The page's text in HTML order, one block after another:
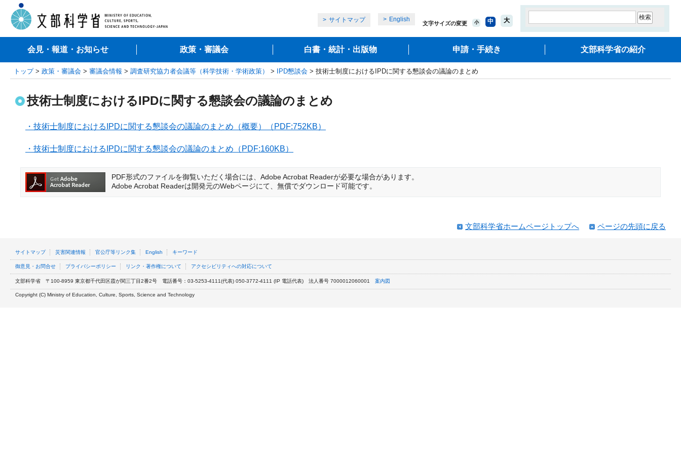
サイトマップ English
文字サイズの変更 小 中 大
会見・報道・お知らせ 政策・審議会 白書・統計・出版物 申請・手続き 文部科学省の紹介
トップ> 政策・審議会 > 審議会情報 > 調査研究協力者会議等（科学技術・学術政策） > IPD懇談会 > 技術士制度におけるIPDに関する懇談会の議論のまとめ
技術士制度におけるIPDに関する懇談会の議論のまとめ
・技術士制度におけるIPDに関する懇談会の議論のまとめ（概要）（PDF:752KB）
・技術士制度におけるIPDに関する懇談会の議論のまとめ（PDF:160KB）
PDF形式のファイルを御覧いただく場合には、Adobe Acrobat Readerが必要な場合があります。
Adobe Acrobat Readerは開発元のWebページにて、無償でダウンロード可能です。
ページの先頭に戻る
文部科学省ホームページトップへ
サイトマップ 災害関連情報 官公庁等リンク集 English キーワード
御意見・お問合せ プライバシーポリシー リンク・著作権について アクセシビリティへの対応について
文部科学省 〒100-8959 東京都千代田区霞が関三丁目2番2号 電話番号：03-5253-4111(代表) 050-3772-4111 (IP 電話代表) 法人番号 7000012060001 案内図
Copyright (C) Ministry of Education, Culture, Sports, Science and Technology